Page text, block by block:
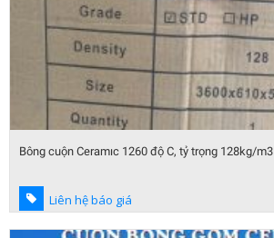
Bông cuộn Ceramıc 1260 độ C, tỷ trọng 128kg/m3
Liên hệ báo giá